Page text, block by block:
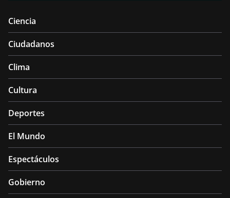
Ciencia
Ciudadanos
Clima
Cultura
Deportes
El Mundo
Espectáculos
Gobierno